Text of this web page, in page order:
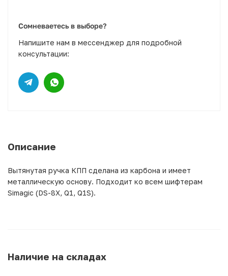
Сомневаетесь в выборе?
Напишите нам в мессенджер для подробной
консультации:
Описание
Вытянутая ручка КПП сделана из карбона и имеет
металлическую основу. Подходит ко всем шифтерам
Simagic (DS-8X, Q1, Q1S).
Наличие на складах